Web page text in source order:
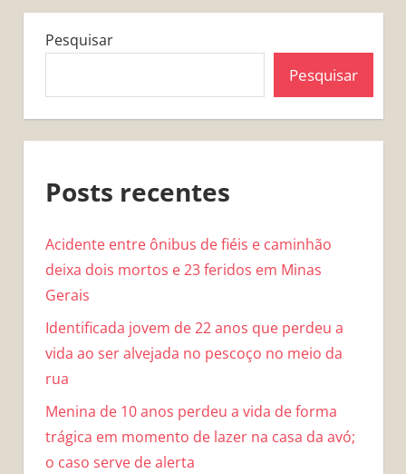
Pesquisar
Pesquisar
Posts recentes
Acidente entre ônibus de fiéis e caminhão
deixa dois mortos e 23 feridos em Minas
Gerais
Identificada jovem de 22 anos que perdeu a
vida ao ser alvejada no pescoço no meio da
rua
Menina de 10 anos perdeu a vida de forma
trágica em momento de lazer na casa da avó;
o caso serve de alerta